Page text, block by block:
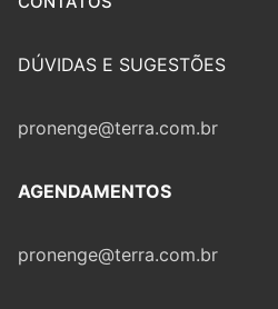
DÚVIDAS E SUGESTÕES
pronenge@terra.com.br
AGENDAMENTOS
pronenge@terra.com.br